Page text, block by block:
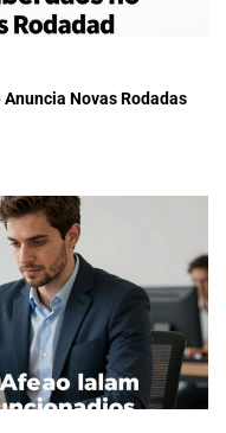
Novas Rodadas